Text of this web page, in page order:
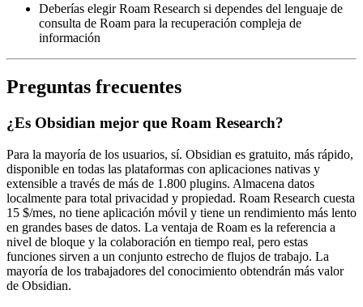
Deberías elegir Roam Research si dependes del lenguaje de
consulta de Roam para la recuperación compleja de
información
Preguntas frecuentes
¿Es Obsidian mejor que Roam Research?
Para la mayoría de los usuarios, sí. Obsidian es gratuito, más rápido,
disponible en todas las plataformas con aplicaciones nativas y
extensible a través de más de 1.800 plugins. Almacena datos
localmente para total privacidad y propiedad. Roam Research cuesta
15 $/mes, no tiene aplicación móvil y tiene un rendimiento más lento
en grandes bases de datos. La ventaja de Roam es la referencia a
nivel de bloque y la colaboración en tiempo real, pero estas
funciones sirven a un conjunto estrecho de flujos de trabajo. La
mayoría de los trabajadores del conocimiento obtendrán más valor
de Obsidian.